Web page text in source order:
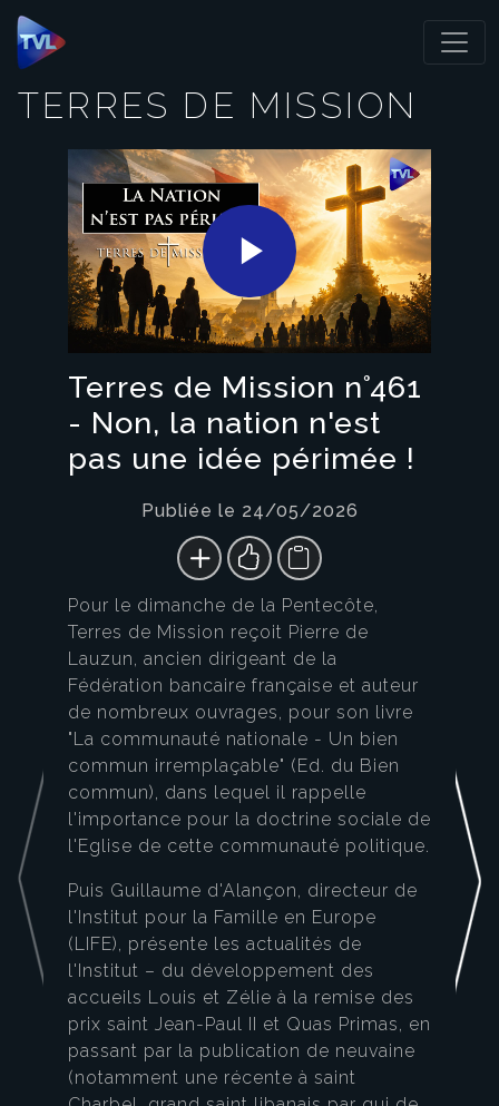
Panneau de gestion des cookies
TERRES DE MISSION
Play
Video
Terres de Mission n°461
- Non, la nation n'est
pas une idée périmée !
Publiée le 24/05/2026
Pour le dimanche de la Pentecôte,
Terres de Mission reçoit Pierre de
Lauzun, ancien dirigeant de la
Fédération bancaire française et auteur
de nombreux ouvrages, pour son livre
"La communauté nationale - Un bien
commun irremplaçable" (Ed. du Bien
commun), dans lequel il rappelle
l'importance pour la doctrine sociale de
l'Eglise de cette communauté politique.
Puis Guillaume d'Alançon, directeur de
l'Institut pour la Famille en Europe
(LIFE), présente les actualités de
l'Institut – du développement des
accueils Louis et Zélie à la remise des
prix saint Jean-Paul II et Quas Primas, en
passant par la publication de neuvaine
(notamment une récente à saint